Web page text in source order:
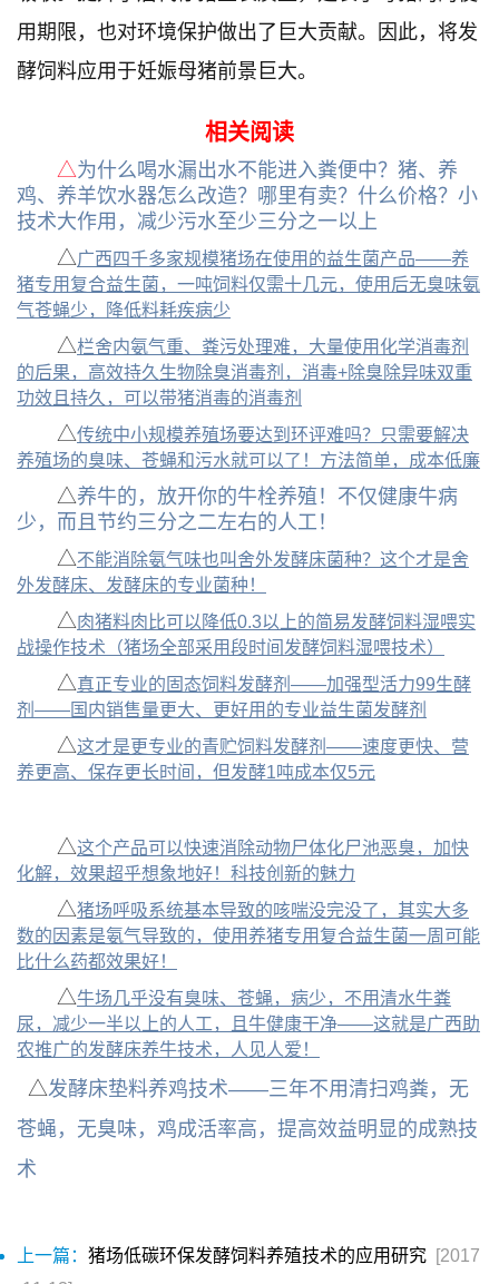
用期限，也对环境保护做出了巨大贡献。因此，将发
酵饲料应用于妊娠母猪前景巨大。
相关阅读
△为什么喝水漏出水不能进入粪便中？猪、养
鸡、养羊饮水器怎么改造？哪里有卖？什么价格？小
技术大作用，减少污水至少三分之一以上
△广西四千多家规模猪场在使用的益生菌产品——养
猪专用复合益生菌，一吨饲料仅需十几元，使用后无臭味氨
气苍蝇少，降低料耗疾病少
△栏舍内氨气重、粪污处理难，大量使用化学消毒剂
的后果，高效持久生物除臭消毒剂，消毒+除臭除异味双重
功效且持久，可以带猪消毒的消毒剂
△传统中小规模养殖场要达到环评难吗？只需要解决
养殖场的臭味、苍蝇和污水就可以了！方法简单，成本低廉
△养牛的，放开你的牛栓养殖！不仅健康牛病
少，而且节约三分之二左右的人工！
△不能消除氨气味也叫舍外发酵床菌种？这个才是舍
外发酵床、发酵床的专业菌种！
△肉猪料肉比可以降低0.3以上的简易发酵饲料湿喂实
战操作技术（猪场全部采用段时间发酵饲料湿喂技术）
△真正专业的固态饲料发酵剂——加强型活力99生酵
剂——国内销售量更大、更好用的专业益生菌发酵剂
△这才是更专业的青贮饲料发酵剂——速度更快、营
养更高、保存更长时间，但发酵1吨成本仅5元
△这个产品可以快速消除动物尸体化尸池恶臭，加快
化解，效果超乎想象地好！科技创新的魅力
△猪场呼吸系统基本导致的咳喘没完没了，其实大多
数的因素是氨气导致的，使用养猪专用复合益生菌一周可能
比什么药都效果好！
△牛场几乎没有臭味、苍蝇，病少，不用清水牛粪
尿，减少一半以上的人工，且牛健康干净——这就是广西助
农推广的发酵床养牛技术，人见人爱！
△发酵床垫料养鸡技术——三年不用清扫鸡粪，无
苍蝇，无臭味，鸡成活率高，提高效益明显的成熟技
术
上一篇： 猪场低碳环保发酵饲料养殖技术的应用研究 [2017